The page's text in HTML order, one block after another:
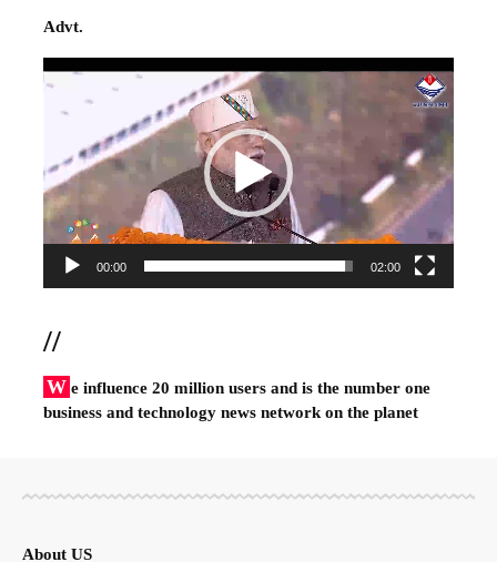
Advt.
Video
00:00 02:00
//
W e influence 20 million users and is the number one
business and technology news network on the planet
About US